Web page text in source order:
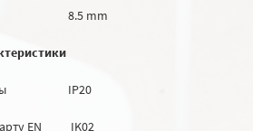
8.5 mm
IP20
EN
IK02